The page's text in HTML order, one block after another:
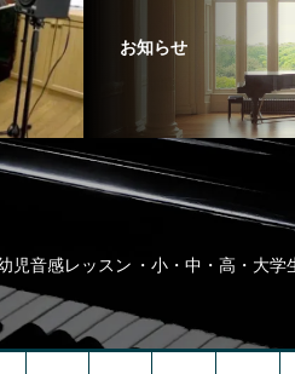
お知らせ
児音感レッスン 小・中・高・大学